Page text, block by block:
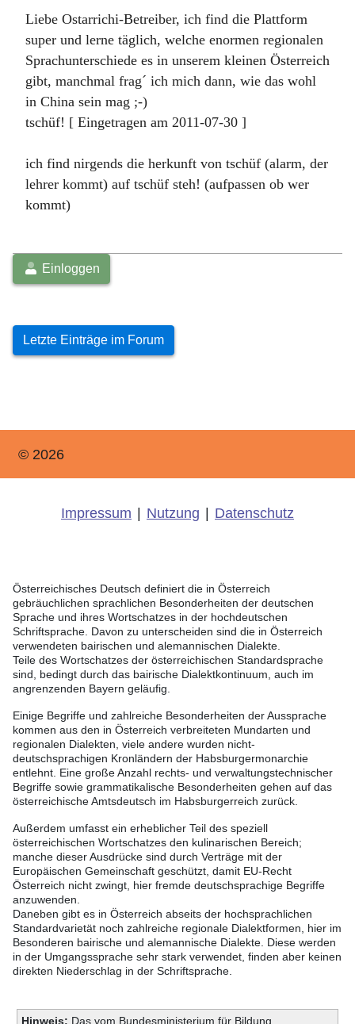
Liebe Ostarrichi-Betreiber, ich find die Plattform
super und lerne täglich, welche enormen regionalen
Sprachunterschiede es in unserem kleinen Österreich
gibt, manchmal frag´ ich mich dann, wie das wohl
in China sein mag ;-)
tschüf! [ Eingetragen am 2011-07-30 ]
ich find nirgends die herkunft von tschüf (alarm, der
lehrer kommt) auf tschüf steh! (aufpassen ob wer
kommt)
Einloggen
Letzte Einträge im Forum
© 2026
Impressum Nutzung Datenschutz
Österreichisches Deutsch definiert die in Österreich
gebräuchlichen sprachlichen Besonderheiten der deutschen
Sprache und ihres Wortschatzes in der hochdeutschen
Schriftsprache. Davon zu unterscheiden sind die in Österreich
verwendeten bairischen und alemannischen Dialekte.
Teile des Wortschatzes der österreichischen Standardsprache
sind, bedingt durch das bairische Dialektkontinuum, auch im
angrenzenden Bayern geläufig.
Einige Begriffe und zahlreiche Besonderheiten der Aussprache
kommen aus den in Österreich verbreiteten Mundarten und
regionalen Dialekten, viele andere wurden nicht-
deutschsprachigen Kronländern der Habsburgermonarchie
entlehnt. Eine große Anzahl rechts- und verwaltungstechnischer
Begriffe sowie grammatikalische Besonderheiten gehen auf das
österreichische Amtsdeutsch im Habsburgerreich zurück.
Außerdem umfasst ein erheblicher Teil des speziell
österreichischen Wortschatzes den kulinarischen Bereich;
manche dieser Ausdrücke sind durch Verträge mit der
Europäischen Gemeinschaft geschützt, damit EU-Recht
Österreich nicht zwingt, hier fremde deutschsprachige Begriffe
anzuwenden.
Daneben gibt es in Österreich abseits der hochsprachlichen
Standardvarietät noch zahlreiche regionale Dialektformen, hier im
Besonderen bairische und alemannische Dialekte. Diese werden
in der Umgangssprache sehr stark verwendet, finden aber keinen
direkten Niederschlag in der Schriftsprache.
Hinweis: Das vom Bundesministerium für Bildung,